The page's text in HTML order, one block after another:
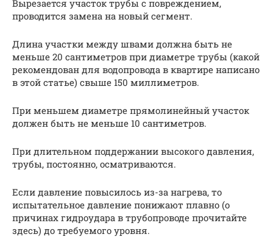
Вырезается участок трубы с повреждением,
проводится замена на новый сегмент.
Длина участки между швами должна быть не
меньше 20 сантиметров при диаметре трубы (какой
рекомендован для водопровода в квартире написано
в этой статье) свыше 150 миллиметров.
При меньшем диаметре прямолинейный участок
должен быть не меньше 10 сантиметров.
При длительном поддержании высокого давления,
трубы, постоянно, осматриваются.
Если давление повысилось из-за нагрева, то
испытательное давление понижают плавно (о
причинах гидроудара в трубопроводе прочитайте
здесь) до требуемого уровня.